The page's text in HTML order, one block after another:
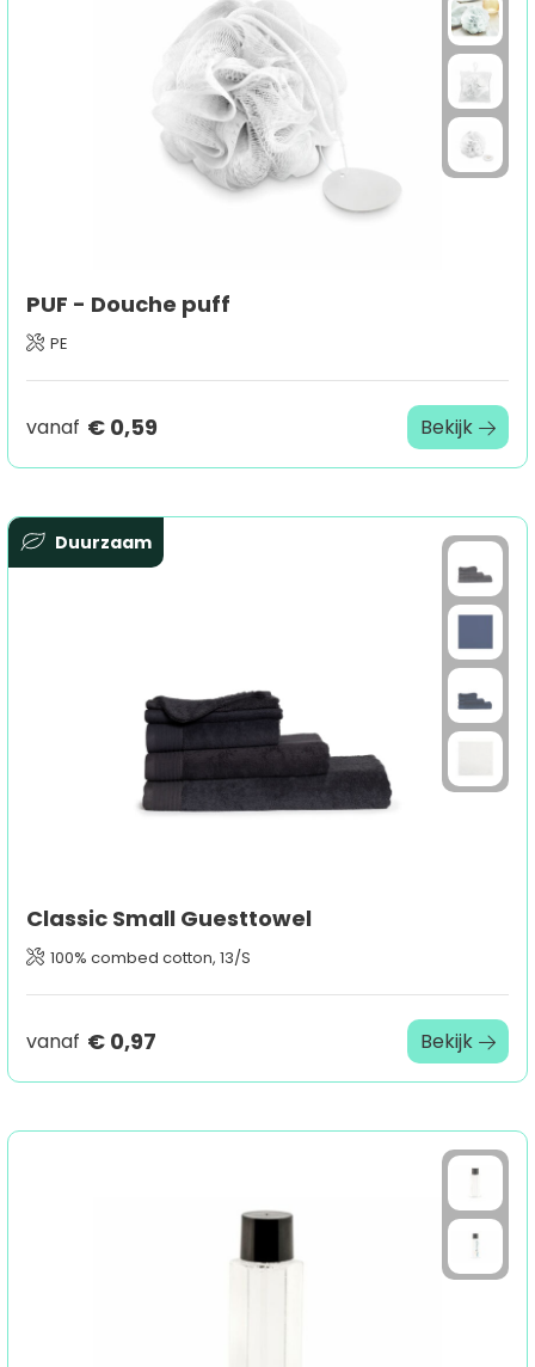
Outdoor & Vrije tijd
Technologie & gadgets
PUF - Douche puff
PE
vanaf € 0,59 Bekijk
Duurzaam
Classic Small Guesttowel
100% combed cotton, 13/S
vanaf € 0,97 Bekijk